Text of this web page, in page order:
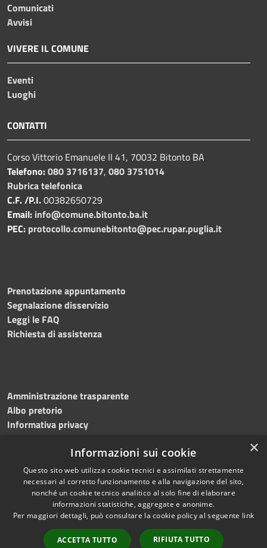
Comunicati
Avvisi
VIVERE IL COMUNE
Eventi
Luoghi
CONTATTI
Corso Vittorio Emanuele II 41, 70032 Bitonto BA
Telefono:080 3716137, 080 3751014
Rubrica telefonica
C.F. /P.I.00382650729
Email: info@comune.bitonto.ba.it
PEC: protocollo.comunebitonto@pec.rupar.puglia.it
Prenotazione appuntamento
Segnalazione disservizio
Leggi le FAQ
Richiesta di assistenza
Amministrazione trasparente
Albo pretorio
Informativa privacy
Dichiarazione di accessibilità Meccanismo di feedback
RSS
Accessibilità
Copyright © 2026 • Comune di
Bitonto • Powered by
Municipium•
Accesso
×
Informazioni sui cookie
Questo sito web utilizza cookie tecnici e assimilati strettamente
necessari al corretto funzionamento e alla navigazione del sito,
nonché un cookie tecnico analitico al solo fine di elaborare
informazioni statistiche, aggregate e anonime.
Per maggiori dettagli, può consultare la cookie policy al seguente link
ACCETTA TUTTO RIFIUTA TUTTO